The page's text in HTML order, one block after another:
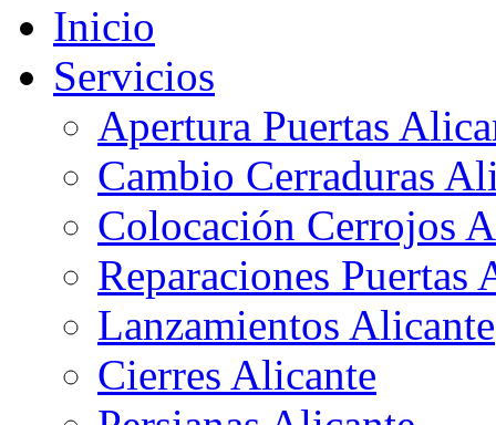
Inicio
Servicios
Apertura Puertas
Cambio Cerraduras
Colocación Cerrojos
Reparaciones Puertas
Lanzamientos Alicante
Cierres Alicante